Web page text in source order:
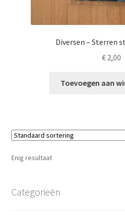
Diversen – Sterren
€2,00
Toevoegen aan
Enig resultaat
Categorieën